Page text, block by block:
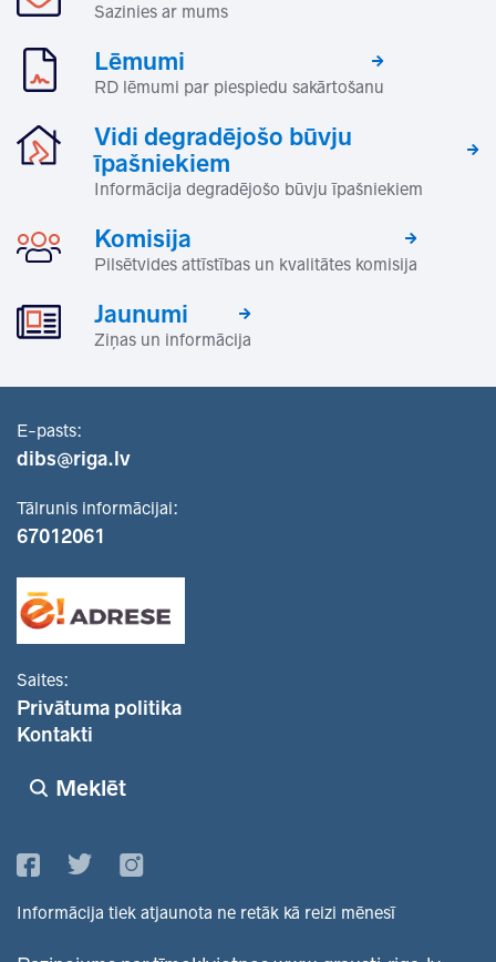
Sazinies ar mums
Lēmumi
RD lēmumi par piespiedu sakārtošanu
Vidi degradējošo būvju
īpašniekiem
Informācija degradējošo būvju īpašniekiem
Komisija
Pilsētvides attīstības un kvalitātes komisija
Jaunumi
Ziņas un informācija
E-pasts:
dibs@riga.lv
Tālrunis informācijai:
67012061
Saites:
Privātuma politika
Kontakti
Meklēt
Informācija tiek atjaunota ne retāk kā reizi mēnesī